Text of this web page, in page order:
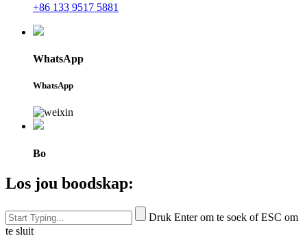
+86 133 9517 5881
WhatsApp
WhatsApp
Bo
Los jou boodskap:
Druk Enter om te soek of ESC om
te sluit